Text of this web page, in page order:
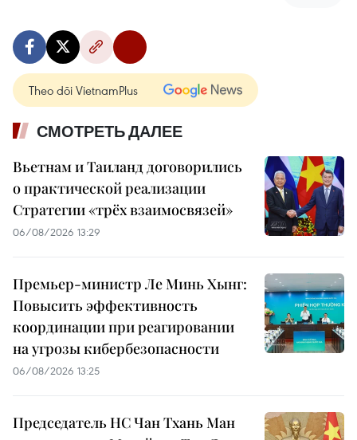
Theo dõi VietnamPlus
СМОТРЕТЬ ДАЛЕЕ
Вьетнам и Таиланд договорились
о практической реализации
Стратегии «трёх взаимосвязей»
06/08/2026 13:29
Премьер-министр Ле Минь Хынг:
Повысить эффективность
координации при реагировании
на угрозы кибербезопасности
06/08/2026 13:25
Председатель НС Чан Тхань Ман